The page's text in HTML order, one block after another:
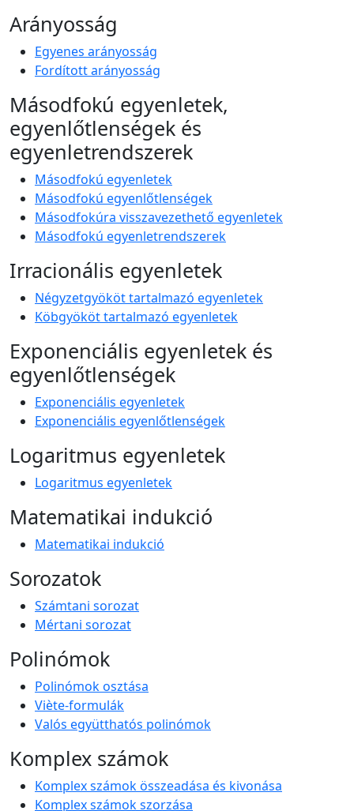
Arányosság
Egyenes arányosság
Fordított arányosság
Másodfokú egyenletek,
egyenlőtlenségek és
egyenletrendszerek
Másodfokú egyenletek
Másodfokú egyenlőtlenségek
Másodfokúra visszavezethető egyenletek
Másodfokú egyenletrendszerek
Irracionális egyenletek
Négyzetgyököt tartalmazó egyenletek
Köbgyököt tartalmazó egyenletek
Exponenciális egyenletek és
egyenlőtlenségek
Exponenciális egyenletek
Exponenciális egyenlőtlenségek
Logaritmus egyenletek
Logaritmus egyenletek
Matematikai indukció
Matematikai indukció
Sorozatok
Számtani sorozat
Mértani sorozat
Polinómok
Polinómok osztása
Viète-formulák
Valós együtthatós polinómok
Komplex számok
Komplex számok összeadása és kivonása
Komplex számok szorzása